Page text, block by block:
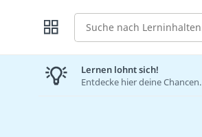
Suche
Lernen lohnt sich!
Entdecke hier deine Chancen.